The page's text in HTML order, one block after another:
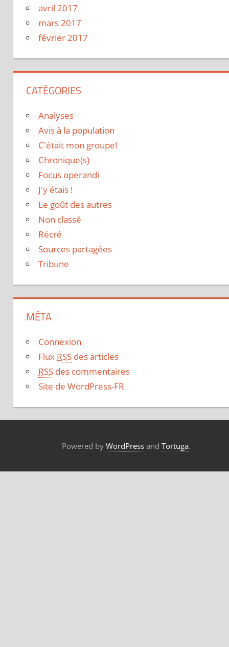
avril 2017
mars 2017
février 2017
CATÉGORIES
Analyses
Avis à la population
C'était mon groupe!
Chronique(s)
Focus operandi
J'y étais !
Le goût des autres
Non classé
Récré
Sources partagées
Tribune
MÉTA
Connexion
Flux RSS des articles
RSS des commentaires
Site de WordPress-FR
Powered by WordPressand Tortuga.